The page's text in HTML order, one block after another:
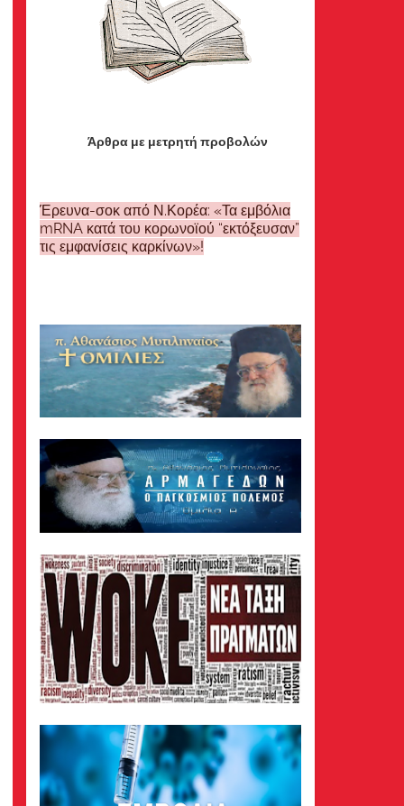
Άρθρα με μετρητή προβολών
Έρευνα-σοκ από Ν.Κορέα: «Τα εμβόλια
mRNA κατά του κορωνοϊού “εκτόξευσαν”
τις εμφανίσεις καρκίνων»!